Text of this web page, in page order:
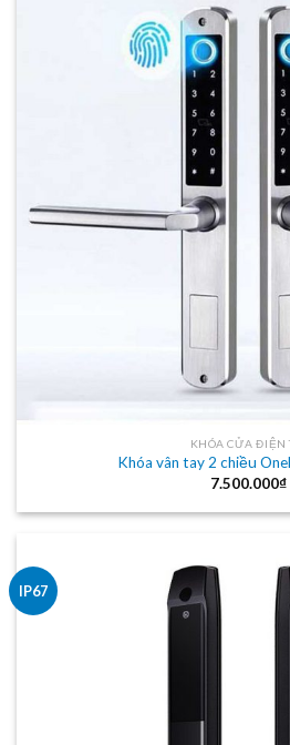
KHÓA CỬA ĐIỆN
Khóa vân tay 2 chiều
7.500.000₫
IP67